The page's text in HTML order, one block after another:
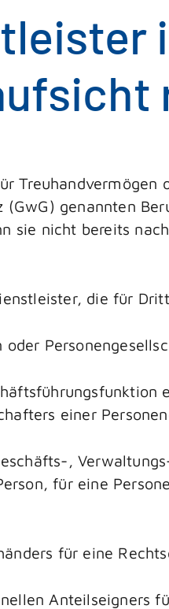
genannten
sie nicht bereits
die für
einer
,
für eine
für eine
Anteilseigners